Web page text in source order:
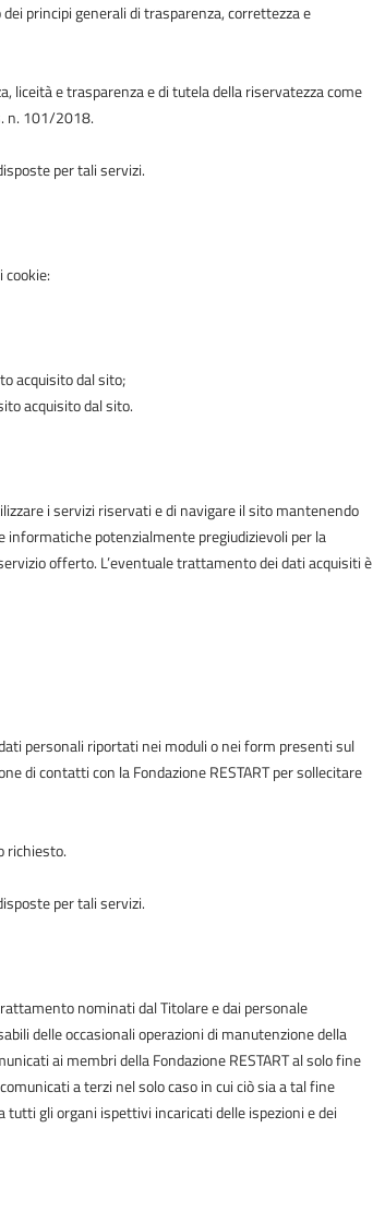
principi generali di trasparenza, correttezza e
e trasparenza e di tutela della riservatezza come
n. 101/2018.
per tali servizi.
cookie:
acquisito dal sito;
acquisito dal sito.
i servizi riservati e di navigare il sito mantenendo
informatiche potenzialmente pregiudizievoli per la
offerto. L’eventuale trattamento dei dati acquisiti è
personali riportati nei moduli o nei form presenti sul
di contatti con la Fondazione RESTART per sollecitare
richiesto.
per tali servizi.
nominati dal Titolare e dai personale
delle occasionali operazioni di manutenzione della
ai membri della Fondazione RESTART al solo fine
a terzi nel solo caso in cui ciò sia a tal fine
gli organi ispettivi incaricati delle ispezioni e dei